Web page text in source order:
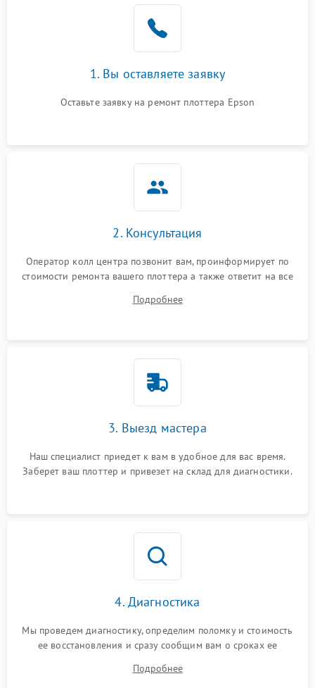
1. Вы оставляете заявку
Оставьте заявку на ремонт плоттера Epson
2. Консультация
Оператор колл центра позвонит вам, проинформирует по
стоимости ремонта вашего плоттера а также ответит на все
Подробнее
3. Выезд мастера
Наш специалист приедет к вам в удобное для вас время.
Заберет ваш плоттер и привезет на склад для диагностики.
4. Диагностика
Мы проведем диагностику, определим поломку и стоимость
ее восстановления и сразу сообщим вам о сроках ее
Подробнее